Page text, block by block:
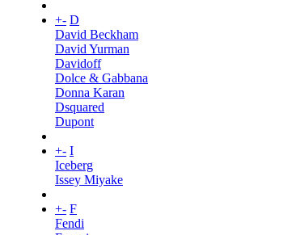
+- D
David Beckham
David Yurman
Davidoff
Dolce & Gabbana
Donna Karan
Dsquared
Dupont
+- I
Iceberg
Issey Miyake
+- F
Fendi